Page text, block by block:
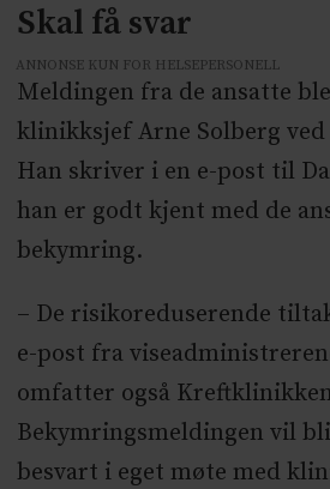
Skal få svar
ANNONSE KUN FOR HELSEPERSONELL
Meldingen fra de ansatte
klinikksjef Arne Solberg
Han skriver i en e-post til
han er godt kjent med de
bekymring.
– De risikoreduserende
e-post fra
omfatter også
Bekymringsmeldingen vil
besvart i eget møte med